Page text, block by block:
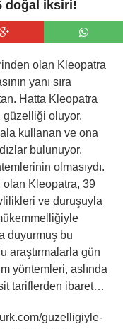
doğal iksiri!
olan Kleopatra
yanı sıra
Hatta Kleopatra
oluyor.
kullanan ve ona
bulunuyor.
olmasıydı.
olan Kleopatra, 39
ve duruşuyla
duyurmuş bu
araştırmalarla gün
yöntemleri, aslında
tariflerden ibaret…
guzelligiyle-